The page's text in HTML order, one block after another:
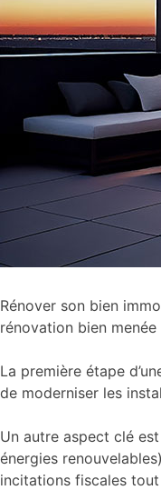
Rénover son bien
rénovation bien
La première étape
de moderniser les
Un autre aspect clé
énergies
incitations fiscales